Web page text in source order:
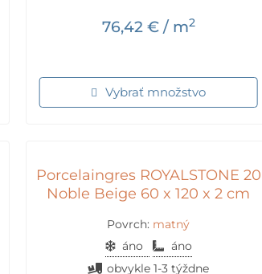
76,42 €/ m2
Vybrať množstvo
Porcelaingres ROYALSTONE 20
Noble Beige 60 x 120 x 2 cm
Povrch: matný
áno
áno
obvykle 1-3 týždne